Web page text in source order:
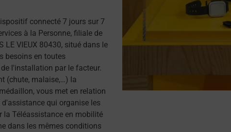
connecté 7 jours sur 7
à la Personne, filiale de
LE VIEUX 80430, situé dans le
besoins en toutes
l'installation par le facteur.
(chute, malaise,…) la
vous met en relation
qui organise les
la Téléassistance en mobilité
dans les mêmes conditions